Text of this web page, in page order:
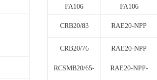
FA106 FA106
CRB20/83 RAE20-NPP
CRB20/76 RAE20-NPP
RCSMB20/65- RAE20-NPP-